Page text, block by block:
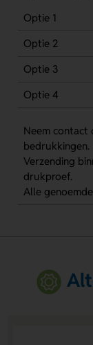
Optie 1
Optie 2
Optie 3
Optie 4
Neem contact
bedrukkingen.
Verzending
drukproef.
Alle